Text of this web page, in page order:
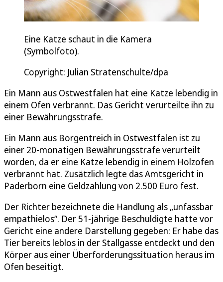
Eine Katze schaut in die Kamera
(Symbolfoto).
Copyright: Julian Stratenschulte/dpa
Ein Mann aus Ostwestfalen hat eine Katze lebendig in
einem Ofen verbrannt. Das Gericht verurteilte ihn zu
einer Bewährungsstrafe.
Ein Mann aus Borgentreich in Ostwestfalen ist zu
einer 20-monatigen Bewährungsstrafe verurteilt
worden, da er eine Katze lebendig in einem Holzofen
verbrannt hat. Zusätzlich legte das Amtsgericht in
Paderborn eine Geldzahlung von 2.500 Euro fest.
Der Richter bezeichnete die Handlung als „unfassbar
empathielos“. Der 51-jährige Beschuldigte hatte vor
Gericht eine andere Darstellung gegeben: Er habe das
Tier bereits leblos in der Stallgasse entdeckt und den
Körper aus einer Überforderungssituation heraus im
Ofen beseitigt.